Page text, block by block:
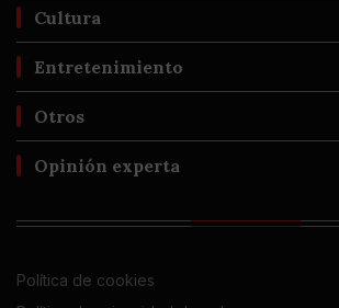
Cultura
Entretenimiento
Otros
Opinión experta
Política de cookies